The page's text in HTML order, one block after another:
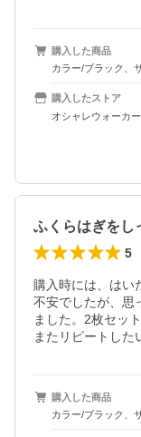
購入した商品
カラー/ブラック、
購入したストア
オシャレウォーカー
5
購入時には、はい
不安でしたが、思
ました。2枚セッ
またリピートした
購入した商品
カラー/ブラック、